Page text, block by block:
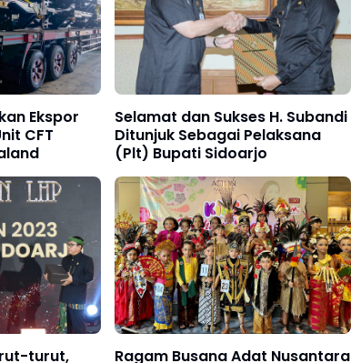
Ekspor
CFT
Selamat dan Sukses H. Subandi
Ditunjuk Sebagai Pelaksana
(Plt) Bupati Sidoarjo
turut, Ragam Busana Adat Nusantara